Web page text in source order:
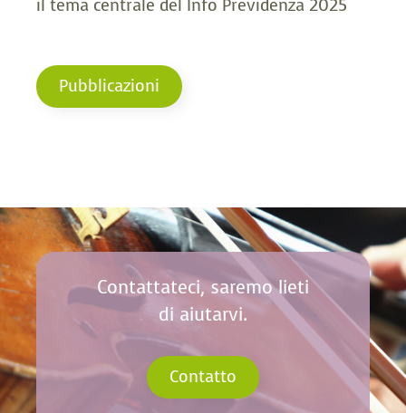
il tema centrale del Info Previdenza 2025
Pubblicazioni
Contattateci, saremo lieti
di aiutarvi.
Contatto